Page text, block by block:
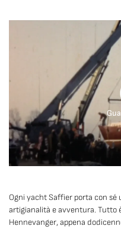
Ogni yacht Saffier porta con sé
artigianalità e avventura. Tutto
Hennevanger, appena